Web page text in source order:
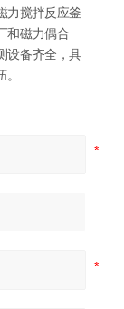
力搅拌反应釜
和磁力偶合
设备齐全，具